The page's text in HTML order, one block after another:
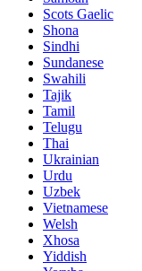
Scots Gaelic
Shona
Sindhi
Sundanese
Swahili
Tajik
Tamil
Telugu
Thai
Ukrainian
Urdu
Uzbek
Vietnamese
Welsh
Xhosa
Yiddish